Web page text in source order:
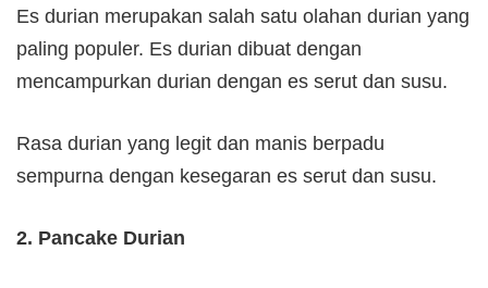
Es durian merupakan salah satu olahan durian yang
paling populer. Es durian dibuat dengan
mencampurkan durian dengan es serut dan susu.
Rasa durian yang legit dan manis berpadu
sempurna dengan kesegaran es serut dan susu.
2. Pancake Durian